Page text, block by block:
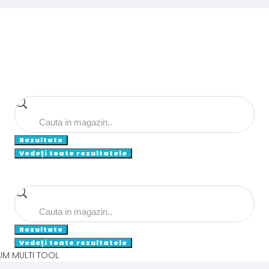
Search
...
Rezultate
Vedeți toate rezultatele
Search
...
Rezultate
Vedeți toate rezultatele
MULTI TOOL